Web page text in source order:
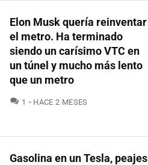
Elon Musk quería reinventar
el metro. Ha terminado
siendo un carísimo VTC en
un túnel y mucho más lento
que un metro
1 COMENTARIOS
HACE 2 MESES
Gasolina en un Tesla, peajes